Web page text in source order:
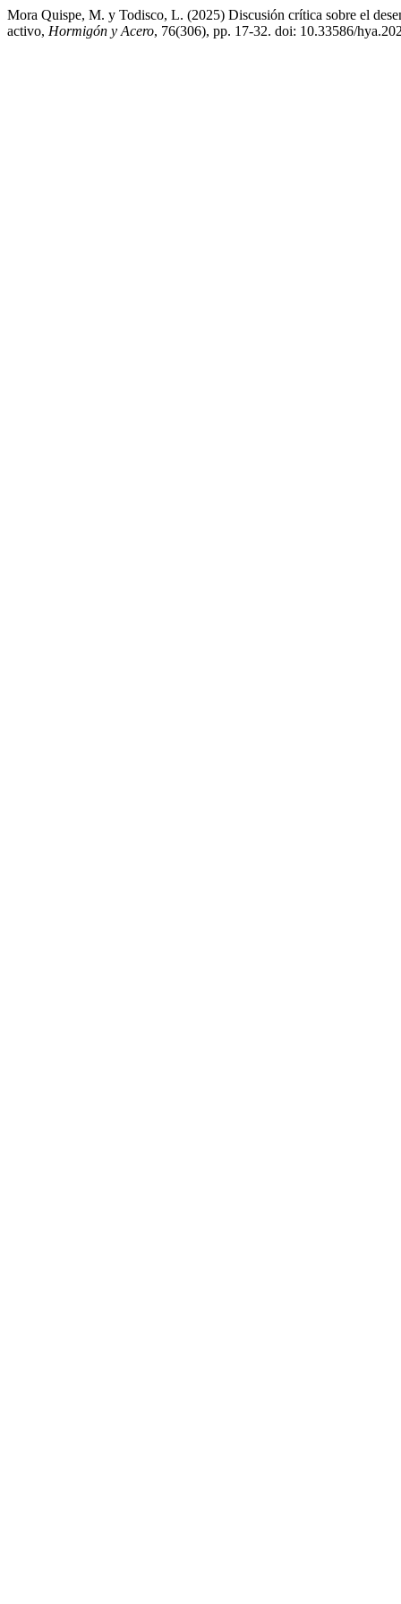
Mora Quispe, M. y Todisco, L. (2025) Discusión crítica sobre el
activo, Hormigón y Acero, 76(306), pp. 17-32. doi: 10.33586/